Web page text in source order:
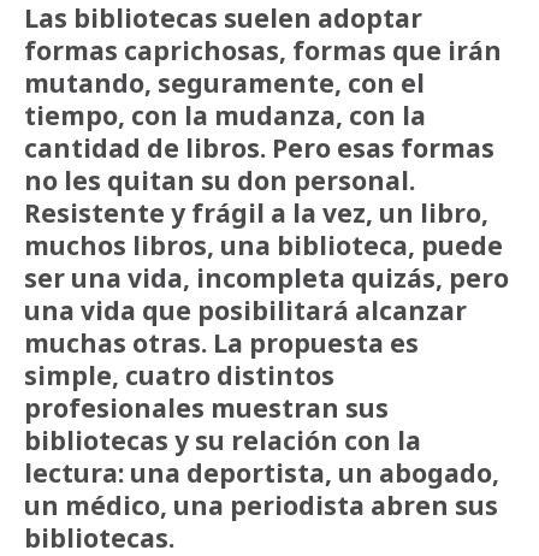
Las bibliotecas suelen adoptar
formas caprichosas, formas que irán
mutando, seguramente, con el
tiempo, con la mudanza, con la
cantidad de libros. Pero esas formas
no les quitan su don personal.
Resistente y frágil a la vez, un libro,
muchos libros, una biblioteca, puede
ser una vida, incompleta quizás, pero
una vida que posibilitará alcanzar
muchas otras. La propuesta es
simple, cuatro distintos
profesionales muestran sus
bibliotecas y su relación con la
lectura: una deportista, un abogado,
un médico, una periodista abren sus
bibliotecas.